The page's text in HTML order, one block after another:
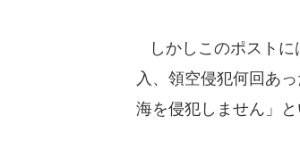
しかしこのポストに
入、領空侵犯何回あ
海を侵犯しません」と